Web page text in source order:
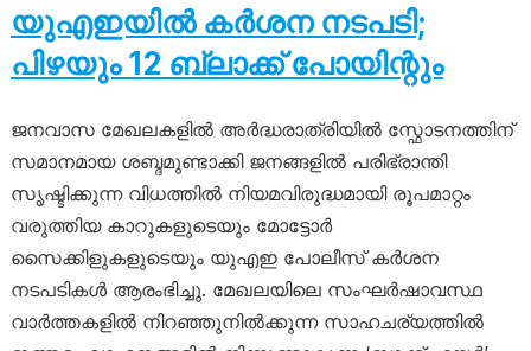
യുഎഇയിൽ കർശന നടപടി;
പിഴയും 12 ബ്ലാക്ക് പോയിന്റും
ജനവാസ മേഖലകളിൽ അർദ്ധരാത്രിയിൽ സ്ഫോടനത്തിന്
സമാനമായ ശബ്ദമുണ്ടാക്കി ജനങ്ങളിൽ പരിഭ്രാന്തി
സൃഷ്ടിക്കുന്ന വിധത്തിൽ നിയമവിരുദ്ധമായി രൂപമാറ്റം
വരുത്തിയ കാറുകളുടെയും മോട്ടോർ
സൈക്കിളുകളുടെയും യുഎഇ പോലീസ് കർശന
നടപടികൾ ആരംഭിച്ചു. മേഖലയിലെ സംഘർഷാവസ്ഥ
വാർത്തകളിൽ നിറഞ്ഞുനിൽക്കുന്ന സാഹചര്യത്തിൽ